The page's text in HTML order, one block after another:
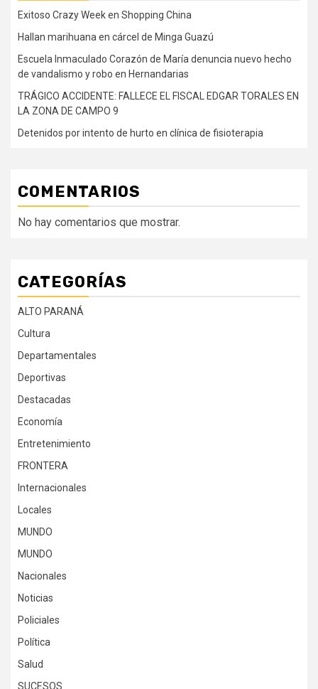
Exitoso Crazy Week en Shopping China
Hallan marihuana en cárcel de Minga Guazú
Escuela Inmaculado Corazón de María denuncia nuevo hecho
de vandalismo y robo en Hernandarias
TRÁGICO ACCIDENTE: FALLECE EL FISCAL EDGAR TORALES EN
LA ZONA DE CAMPO 9
Detenidos por intento de hurto en clínica de fisioterapia
COMENTARIOS
No hay comentarios que mostrar.
CATEGORÍAS
ALTO PARANÁ
Cultura
Departamentales
Deportivas
Destacadas
Economía
Entretenimiento
FRONTERA
Internacionales
Locales
MUNDO
MUNDO
Nacionales
Noticias
Policiales
Política
Salud
SUCESOS